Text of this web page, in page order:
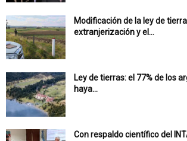
Modificación de la ley de
extranjerización y el...
Ley de tierras: el 77% de los
haya...
Con respaldo científico del